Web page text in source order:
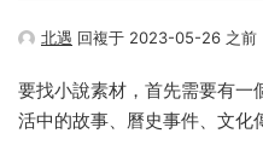
北遇 回複于 2023-05-26 之前
要找小說素材，首先需要有一
活中的故事、曆史事件、文化